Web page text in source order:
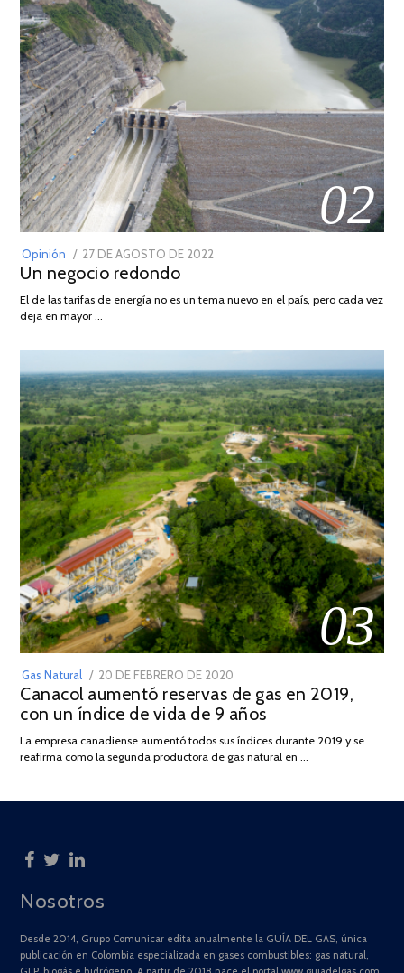
02
Opinión
POSTED
ON
27 DE AGOSTO DE 2022
DE
Un negocio redondo
El de las tarifas de energía no es un tema nuevo en el país, pero cada vez
deja en mayor …
03
Gas Natural
POSTED
ON
20 DE FEBRERO DE 2020
DE
JULIO
2025
Canacol aumentó reservas de gas en 2019,
con un índice de vida de 9 años
La empresa canadiense aumentó todos sus índices durante 2019 y se
reafirma como la segunda productora de gas natural en …
Nosotros
Desde 2014, Grupo Comunicar edita anualmente la GUÍA DEL GAS, única
publicación en Colombia especializada en gases combustibles: gas natural,